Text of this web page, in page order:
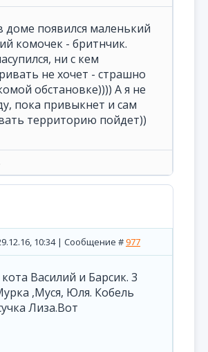
доме появился маленький
комочек - бритнчик.
ни с кем
не хочет - страшно
обстановке)))) А я не
пока привыкнет и сам
территорию пойдет))
10:34 | Сообщение #977
Василий и Барсик. 3
,Муся, Юля. Кобель
Лиза.Вот